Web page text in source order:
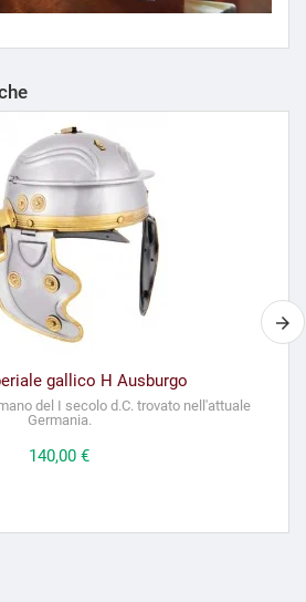
gallico H Ausburgo
del I secolo d.C. trovato nell'attuale
Germania.
Prezzo
140,00 €